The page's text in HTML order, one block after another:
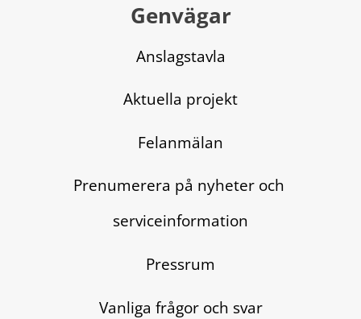
Genvägar
Anslagstavla
Aktuella projekt
Felanmälan
Prenumerera på nyheter och
serviceinformation
Pressrum
Vanliga frågor och svar